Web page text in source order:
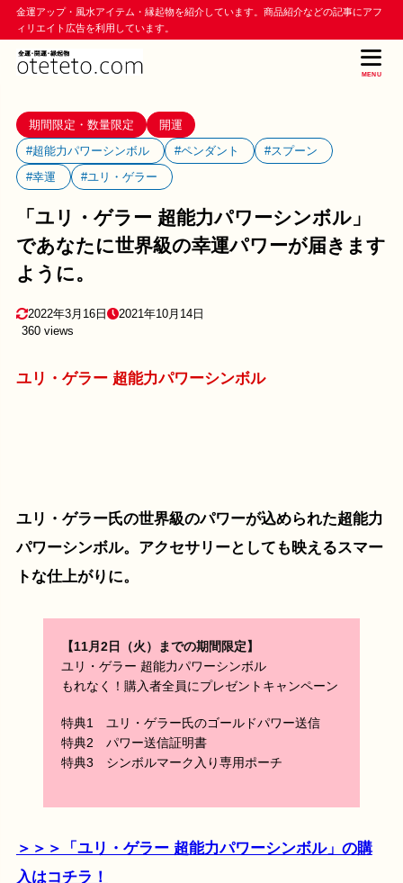
金運アップ・風水アイテム・縁起物を紹介しています。商品紹介などの記事にアフ
ィリエイト広告を利用しています。
MENU
期間限定・数量限定
開運
#超能力パワーシンボル
#ペンダント
#スプーン
#幸運
#ユリ・ゲラー
「ユリ・ゲラー 超能力パワーシンボル」
であなたに世界級の幸運パワーが届きます
ように。
2022年3月16日
2021年10月14日
360 views
ユリ・ゲラー 超能力パワーシンボル
ユリ・ゲラー氏の世界級のパワーが込められた超能力
パワーシンボル。アクセサリーとしても映えるスマー
トな仕上がりに。
【11月2日（火）までの期間限定】
ユリ・ゲラー 超能力パワーシンボル
もれなく！購入者全員にプレゼントキャンペーン
特典1 ユリ・ゲラー氏のゴールドパワー送信
特典2 パワー送信証明書
特典3 シンボルマーク入り専用ポーチ
＞＞＞「ユリ・ゲラー 超能力パワーシンボル」の購
入はコチラ！